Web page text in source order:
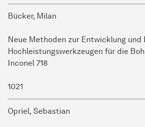
Bücker, Milan
Neue Methoden zur Entwicklung und
Hochleistungswerkzeugen für die
Inconel 718
1021
Opriel, Sebastian